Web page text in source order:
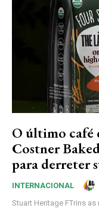
O último café
Costner
para derreter
INTERNACIONAL
Stuart Heritage FTrins